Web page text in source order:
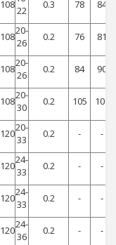
10822
0.3 78 84
10820-
26
0.2 76 81
10820-
26
0.2 84 90
10820-
30
0.2 105 108
12020-
33
0.2 - -
12024-
33
0.2 - -
12024-
33
0.2 - -
12024-
36
0.2 - -